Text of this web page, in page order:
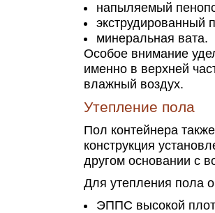
напыляемый
экструдированный
минеральная вата.
Особое внимание
именно в верхней
влажный воздух.
Утепление пола
Пол контейнера
конструкция
другом основании с
Для утепления пола
ЭППС высокой